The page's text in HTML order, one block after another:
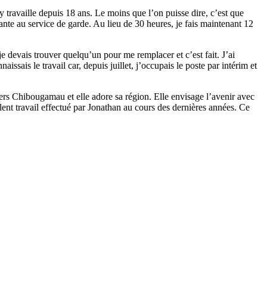
depuis 18 ans. Le moins que l’on puisse dire, c’est que
au service de garde. Au lieu de 30 heures, je fais maintenant 12
trouver quelqu’un pour me remplacer et c’est fait. J’ai
le travail car, depuis juillet, j’occupais le poste par intérim et
Chibougamau et elle adore sa région. Elle envisage l’avenir avec
travail effectué par Jonathan au cours des dernières années. Ce